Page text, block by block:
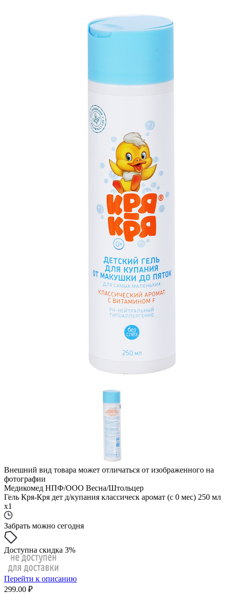
Внешний вид товара может отличаться от изображенного на
фотографии
Медикомед НПФ/ООО Весна/Штольцер
Гель Кря-Кря дет д/купания классическ аромат (с 0 мес) 250 мл
x1
Забрать можно сегодня
Доступна скидка 3%
Перейти к описанию
299.00 ₽